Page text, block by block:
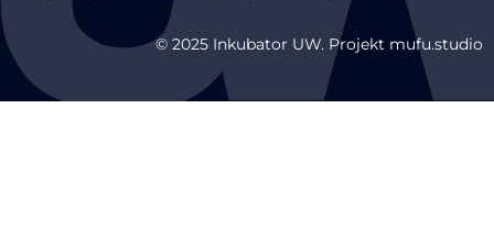
© 2025 Inkubator UW. Projekt mufu.studio